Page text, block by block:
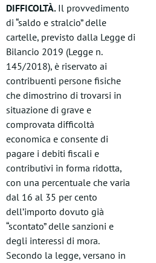
DIFFICOLTÀ. Il provvedimento
di “saldo e stralcio” delle
cartelle, previsto dalla Legge di
Bilancio 2019 (Legge n.
145/2018), è riservato ai
contribuenti persone fisiche
che dimostrino di trovarsi in
situazione di grave e
comprovata difficoltà
economica e consente di
pagare i debiti fiscali e
contributivi in forma ridotta,
con una percentuale che varia
dal 16 al 35 per cento
dell’importo dovuto già
“scontato” delle sanzioni e
degli interessi di mora.
Secondo la legge, versano in